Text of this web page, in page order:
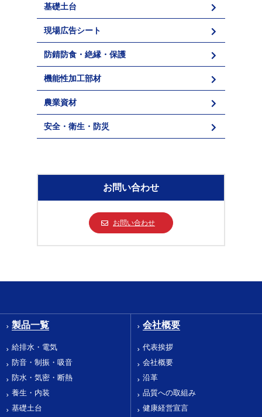
基礎土台
現場広告シート
防錆防食・絶縁・保護
機能性加工部材
農業資材
安全・衛生・防災
お問い合わせ
お問い合わせ
製品一覧
給排水・電気
防音・制振・吸音
防水・気密・断熱
養生・内装
基礎土台
会社概要
代表挨拶
会社概要
沿革
品質への取組み
健康経営宣言